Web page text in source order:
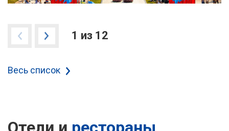
1 из 12
Весь список